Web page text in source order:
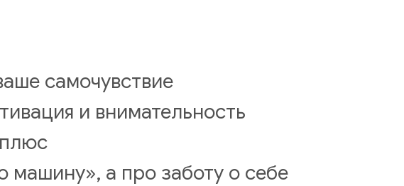
самочувствие
и внимательность
а про заботу о себе